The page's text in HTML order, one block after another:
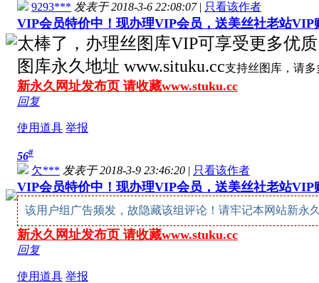
9293*** 发表于 2018-3-6 22:08:07 | 只看该作者
VIP会员特价中！现办理VIP会员，送美丝社老站VIP
太棒了，办理丝图库VIP可享受更多优
图库永久地址 www.situku.cc支持丝图库，请
新永久网址发布页 请收藏www.stuku.cc
回复
使用道具 举报
56#
欠*** 发表于 2018-3-9 23:46:20 | 只看该作者
VIP会员特价中！现办理VIP会员，送美丝社老站VIP
该用户组广告频发，故隐藏该组评论！请牢记本网站新永
新永久网址发布页 请收藏www.stuku.cc
回复
使用道具 举报